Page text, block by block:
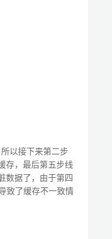
以接下来第二步
存，最后第五步线
数据了，由于第四
致了缓存不一致情